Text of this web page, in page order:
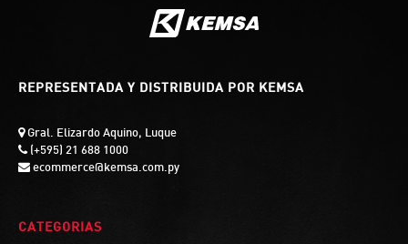
REPRESENTADA Y DISTRIBUIDA POR KEMSA
Gral. Elizardo Aquino, Luque
(+595) 21 688 1000
ecommerce@kemsa.com.py
CATEGORIAS